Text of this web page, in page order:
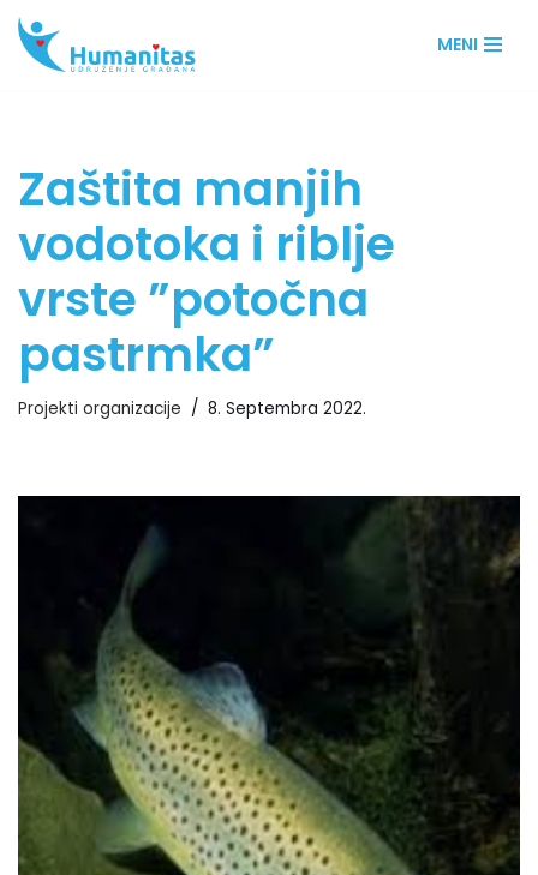
Skip
MENI
Zaštita manjih
vodotoka i riblje
vrste ”potočna
pastrmka”
Projekti organizacije 8. Septembra 2022.